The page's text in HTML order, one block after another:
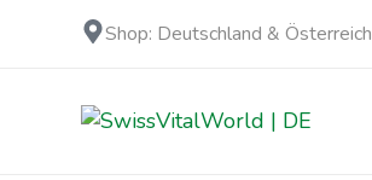
Shop: Deutschland & Österreich